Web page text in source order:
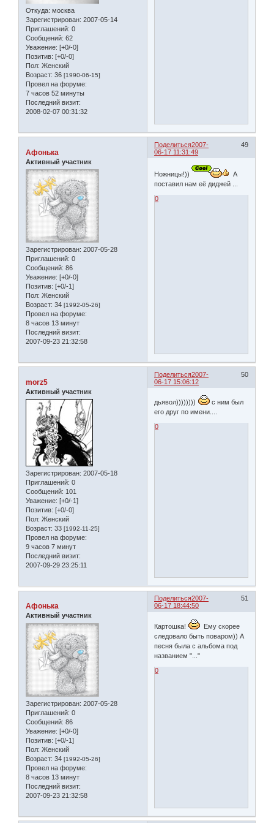
Откуда: москва
Зарегистрирован: 2007-05-14
Приглашений: 0
Сообщений: 62
Уважение: [+0/-0]
Позитив: [+0/-0]
Пол: Женский
Возраст: 36 [1990-06-15]
Провел на форуме:
7 часов 52 минуты
Последний визит:
2008-02-07 00:31:32
Поделиться 49
2007-
06-17 11:31:49
Афонька
Активный участник
Зарегистрирован: 2007-05-28
Приглашений: 0
Сообщений: 86
Уважение: [+0/-0]
Позитив: [+0/-1]
Пол: Женский
Возраст: 34 [1992-05-26]
Провел на форуме:
8 часов 13 минут
Последний визит:
2007-09-23 21:32:58
Ножницы!))
А
поставил нам её диджей ...
0
Поделиться 50
2007-
06-17 15:06:12
morz5
Активный участник
Зарегистрирован: 2007-05-18
Приглашений: 0
Сообщений: 101
Уважение: [+0/-1]
Позитив: [+0/-0]
Пол: Женский
Возраст: 33 [1992-11-25]
Провел на форуме:
9 часов 7 минут
Последний визит:
2007-09-29 23:25:11
дьявол))))))))
с ним был
его друг по имени....
0
Поделиться 51
2007-
06-17 18:44:50
Афонька
Активный участник
Зарегистрирован: 2007-05-28
Приглашений: 0
Сообщений: 86
Уважение: [+0/-0]
Позитив: [+0/-1]
Пол: Женский
Возраст: 34 [1992-05-26]
Провел на форуме:
8 часов 13 минут
Последний визит:
2007-09-23 21:32:58
Картошка!
Ему скорее
следовало быть поваром)) А
песня была с альбома под
названием "..."
0